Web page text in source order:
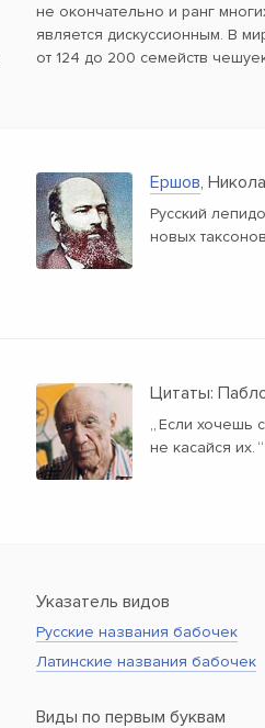
не окончательно и ранг
является дискуссионным. В
от 124 до 200 семейств
Ершов,
Русский
новых
Цитаты:
„Если хочешь
не касайся их. “
Указатель видов
Русские названия бабочек
Латинские названия бабочек
Виды по первым буквам